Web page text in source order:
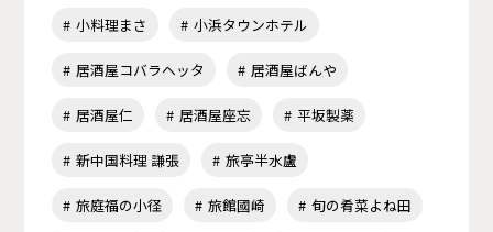
小料理まさ 小浜タウンホテル
居酒屋コバラヘッタ 居酒屋ばんや
居酒屋仁 居酒屋座忘 平坂製薬
新中国料理 謙張 旅亭半水盧
旅庭福の小径 旅館國崎 旬の肴菜よね田